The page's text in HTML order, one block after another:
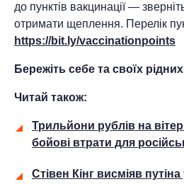
до пунктів вакцинації —
отримати щеплення. Перелік
https://bit.ly/vaccinationpoints
Бережіть себе та своїх
Читай також:
Трильйони рублів на
бойові втрати для
Стівен Кінг висміяв путіна